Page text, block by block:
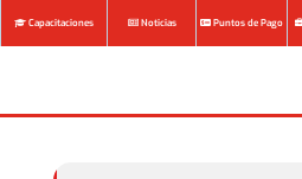
Capacitaciones Noticias Puntos de Pago